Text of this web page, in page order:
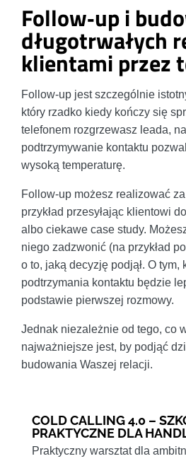
Follow‑up i
długotrwałych
klientami przez
Follow-up jest szczególnie
który rzadko kiedy kończy się
telefonem rozgrzewasz leada,
podtrzymywanie kontaktu
wysoką temperaturę.
Follow-up możesz realizować
przykład przesyłając klientowi
albo ciekawe case study.
niego zadzwonić (na przykład
o to, jaką decyzję podjął. O tym,
podtrzymania kontaktu będzie
podstawie pierwszej rozmowy.
Jednak niezależnie od tego, co
najważniejsze jest, by podjąć
budowania Waszej relacji.
COLD CALLING 4.0 –
PRAKTYCZNE DLA
Praktyczny warsztat dla